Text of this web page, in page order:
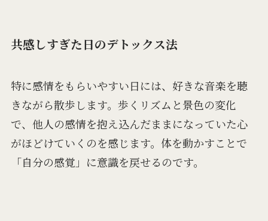
共感しすぎた日のデトックス法
特に感情をもらいやすい日には、好きな音楽を聴
きながら散歩します。歩くリズムと景色の変化
で、他人の感情を抱え込んだままになっていた心
がほどけていくのを感じます。体を動かすことで
「自分の感覚」に意識を戻せるのです。